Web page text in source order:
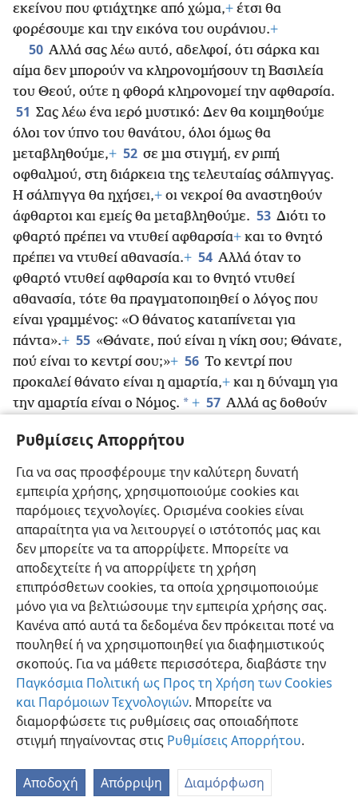
Ρυθμίσεις Απορρήτου
Για να σας προσφέρουμε την καλύτερη δυνατή
εμπειρία χρήσης, χρησιμοποιούμε cookies και
παρόμοιες τεχνολογίες. Ορισμένα cookies είναι
απαραίτητα για να λειτουργεί ο ιστότοπός μας και
δεν μπορείτε να τα απορρίψετε. Μπορείτε να
αποδεχτείτε ή να απορρίψετε τη χρήση
επιπρόσθετων cookies, τα οποία χρησιμοποιούμε
μόνο για να βελτιώσουμε την εμπειρία χρήσης σας.
Κανένα από αυτά τα δεδομένα δεν πρόκειται ποτέ να
πουληθεί ή να χρησιμοποιηθεί για διαφημιστικούς
σκοπούς. Για να μάθετε περισσότερα, διαβάστε την
Παγκόσμια Πολιτική ως Προς τη Χρήση των Cookies
και Παρόμοιων Τεχνολογιών. Μπορείτε να
διαμορφώσετε τις ρυθμίσεις σας οποιαδήποτε
στιγμή πηγαίνοντας στις Ρυθμίσεις Απορρήτου.
Αποδοχή Απόρριψη Διαμόρφωση
εκείνου που φτιάχτηκε από χώμα,+ έτσι θα
φορέσουμε και την εικόνα του ουράνιου.+
50 Αλλά σας λέω αυτό, αδελφοί, ότι σάρκα και
αίμα δεν μπορούν να κληρονομήσουν τη Βασιλεία
του Θεού, ούτε η φθορά κληρονομεί την αφθαρσία.
51 Σας λέω ένα ιερό μυστικό: Δεν θα κοιμηθούμε
όλοι τον ύπνο του θανάτου, όλοι όμως θα
μεταβληθούμε,+ 52 σε μια στιγμή, εν ριπή
οφθαλμού, στη διάρκεια της τελευταίας σάλπιγγας.
Η σάλπιγγα θα ηχήσει,+ οι νεκροί θα αναστηθούν
άφθαρτοι και εμείς θα μεταβληθούμε. 53 Διότι το
φθαρτό πρέπει να ντυθεί αφθαρσία+ και το θνητό
πρέπει να ντυθεί αθανασία.+ 54 Αλλά όταν το
φθαρτό ντυθεί αφθαρσία και το θνητό ντυθεί
αθανασία, τότε θα πραγματοποιηθεί ο λόγος που
είναι γραμμένος: «Ο θάνατος καταπίνεται για
πάντα».+ 55 «Θάνατε, πού είναι η νίκη σου; Θάνατε,
πού είναι το κεντρί σου;»+ 56 Το κεντρί που
προκαλεί θάνατο είναι η αμαρτία,+ και η δύναμη για
την αμαρτία είναι ο Νόμος. * + 57 Αλλά ας δοθούν
του Κυρίου μας Ιησού Χριστού!
Γι’ αυτό, αγαπητοί μου αδελφοί, να είστε
σταθεροί,+αμετακίνητοι, έχοντας πάντοτε πολλά να
κάνετε+στο έργο του Κυρίου, γνωρίζοντας ότι ο
κόπος σας δεν είναι μάταιος+ σε σχέση με τον Κύριο.
Ελληνική Κοινή Χρήση Προτιμήσεις
Copyright© 2026 Watch Tower Bible and Tract Society of Pennsylvania
Όροι Χρήσης Πολιτική Απορρήτου
Ρυθμίσεις Απορρήτου
JW.ORG
Σύνδεση